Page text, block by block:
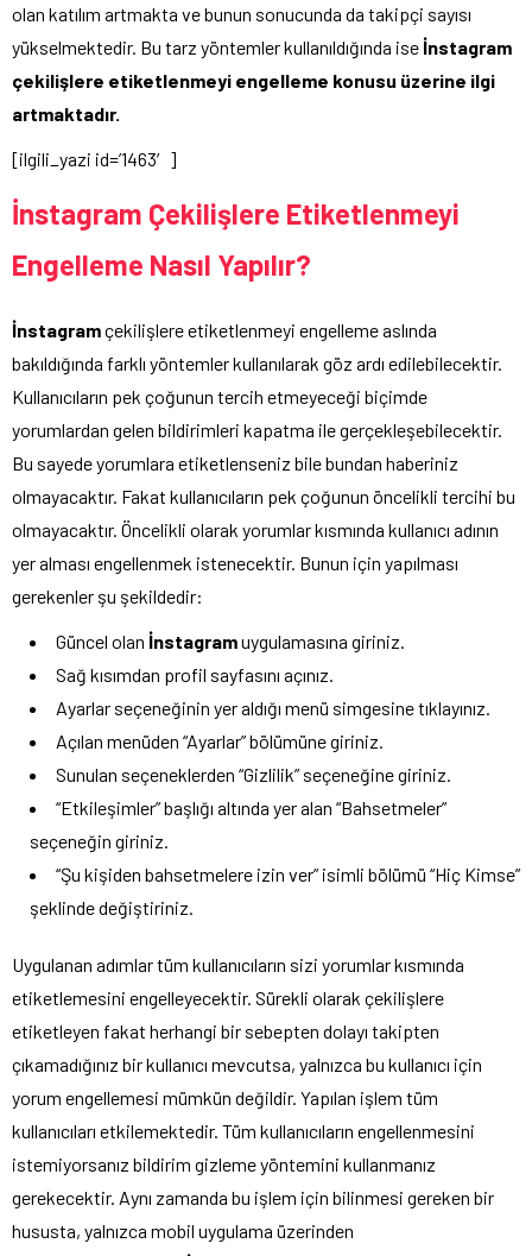
olan katılım artmakta ve bunun sonucunda da takipçi sayısı
yükselmektedir. Bu tarz yöntemler kullanıldığında iseİnstagram
çekilişlere etiketlenmeyi engelleme konusu üzerine ilgi
artmaktadır.
[ilgili_yazi id=’1463′]
İnstagram Çekilişlere Etiketlenmeyi
Engelleme Nasıl Yapılır?
İnstagramçekilişlere etiketlenmeyi engelleme aslında
bakıldığında farklı yöntemler kullanılarak göz ardı edilebilecektir.
Kullanıcıların pek çoğunun tercih etmeyeceği biçimde
yorumlardan gelen bildirimleri kapatma ile gerçekleşebilecektir.
Bu sayede yorumlara etiketlenseniz bile bundan haberiniz
olmayacaktır. Fakat kullanıcıların pek çoğunun öncelikli tercihi bu
olmayacaktır. Öncelikli olarak yorumlar kısmında kullanıcı adının
yer alması engellenmek istenecektir. Bunun için yapılması
gerekenler şu şekildedir:
Güncel olan İnstagramuygulamasına giriniz.
Sağ kısımdan profil sayfasını açınız.
Ayarlar seçeneğinin yer aldığı menü simgesine tıklayınız.
Açılan menüden “Ayarlar” bölümüne giriniz.
Sunulan seçeneklerden “Gizlilik” seçeneğine giriniz.
“Etkileşimler” başlığı altında yer alan “Bahsetmeler”
seçeneğin giriniz.
“Şu kişiden bahsetmelere izin ver” isimli bölümü “Hiç Kimse”
şeklinde değiştiriniz.
Uygulanan adımlar tüm kullanıcıların sizi yorumlar kısmında
etiketlemesini engelleyecektir. Sürekli olarak çekilişlere
etiketleyen fakat herhangi bir sebepten dolayı takipten
çıkamadığınız bir kullanıcı mevcutsa, yalnızca bu kullanıcı için
yorum engellemesi mümkün değildir. Yapılan işlem tüm
kullanıcıları etkilemektedir. Tüm kullanıcıların engellenmesini
istemiyorsanız bildirim gizleme yöntemini kullanmanız
gerekecektir. Aynı zamanda bu işlem için bilinmesi gereken bir
hususta, yalnızca mobil uygulama üzerinden